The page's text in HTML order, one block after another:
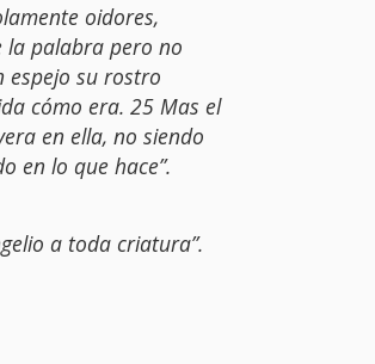
oidores,
la palabra pero no
espejo su rostro
cómo era. 25 Mas el
en ella, no siendo
en lo que hace”.
a toda criatura”.